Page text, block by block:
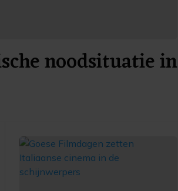
noodsituatie in